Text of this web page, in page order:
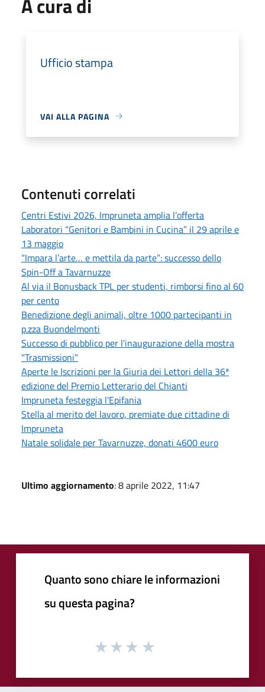
A cura di
Ufficio stampa
VAI ALLA PAGINA
Contenuti correlati
Centri Estivi 2026, Impruneta amplia l’offerta
Laboratori “Genitori e Bambini in Cucina” il 29 aprile e
13 maggio
“Impara l’arte… e mettila da parte”: successo dello
Spin-Off a Tavarnuzze
Al via il Bonusback TPL per studenti, rimborsi fino al 60
per cento
Benedizione degli animali, oltre 1000 partecipanti in
p.zza Buondelmonti
Successo di pubblico per l'inaugurazione della mostra
"Trasmissioni"
Aperte le Iscrizioni per la Giuria dei Lettori della 36ª
edizione del Premio Letterario del Chianti
Impruneta festeggia l'Epifania
Stella al merito del lavoro, premiate due cittadine di
Impruneta
Natale solidale per Tavarnuzze, donati 4600 euro
Ultimo aggiornamento: 8 aprile 2022, 11:47
Quanto sono chiare le informazioni
su questa pagina?